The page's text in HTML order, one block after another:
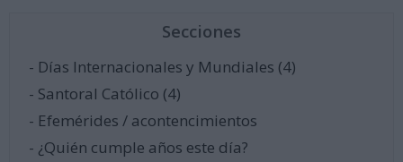
Secciones
- Días Internacionales y Mundiales (4)
- Santoral Católico (4)
- Efemérides / acontencimientos
- ¿Quién cumple años este día?